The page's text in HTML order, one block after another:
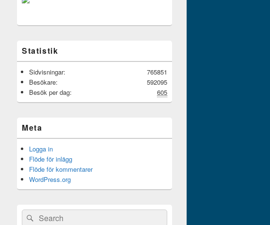
Statistik
765851
Sidvisningar:
592095
Besökare:
605
Besök per dag:
Meta
Logga in
Flöde för inlägg
Flöde för kommentarer
WordPress.org
Sök
Sök